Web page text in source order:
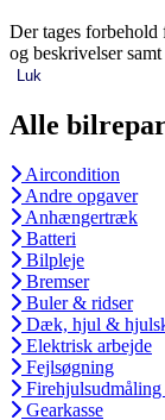
Der tages
og beskrivelser
Luk
Alle
Aircondition
Andre opgaver
Anhængertræk
Batteri
Bilpleje
Bremser
Buler & ridser
Dæk, hjul &
Elektrisk arbejde
Fejlsøgning
Gearkasse